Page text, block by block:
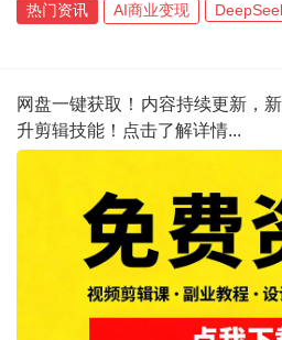
热门资讯 AI商业变现
网盘一键获取！内容持续更新，
升剪辑技能！点击了解详情...